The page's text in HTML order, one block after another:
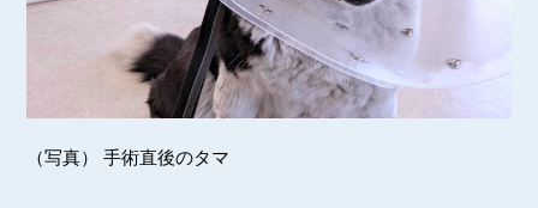
（写真） 手術直後のタマ